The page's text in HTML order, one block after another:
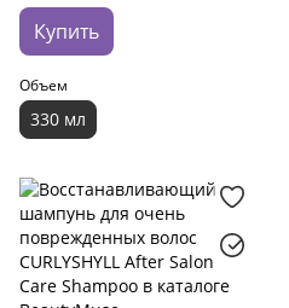
Купить
Объем
330 мл